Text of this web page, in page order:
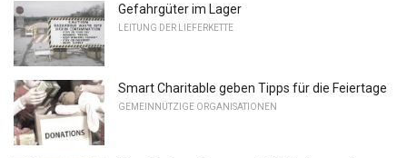
Gefahrgüter im Lager
LEITUNG DER LIEFERKETTE
Smart Charitable geben Tipps für die Feiertage
GEMEINNÜTZIGE ORGANISATIONEN